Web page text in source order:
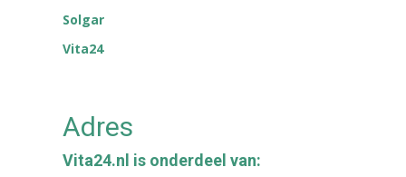
Solgar
Vita24
Adres
Vita24.nl is onderdeel van: